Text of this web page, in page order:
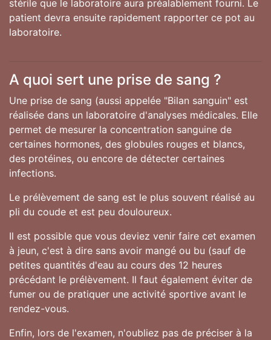
stérile que le laboratoire aura préalablement fourni. Le
patient devra ensuite rapidement rapporter ce pot au
laboratoire.
A quoi sert une prise de sang ?
Une prise de sang (aussi appelée "Bilan sanguin" est
réalisée dans un laboratoire d'analyses médicales. Elle
permet de mesurer la concentration sanguine de
certaines hormones, des globules rouges et blancs,
des protéines, ou encore de détecter certaines
infections.
Le prélèvement de sang est le plus souvent réalisé au
pli du coude et est peu douloureux.
Il est possible que vous deviez venir faire cet examen
à jeun, c'est à dire sans avoir mangé ou bu (sauf de
petites quantités d'eau au cours des 12 heures
précédant le prélèvement. Il faut également éviter de
fumer ou de pratiquer une activité sportive avant le
rendez-vous.
Enfin, lors de l'examen, n'oubliez pas de préciser à la